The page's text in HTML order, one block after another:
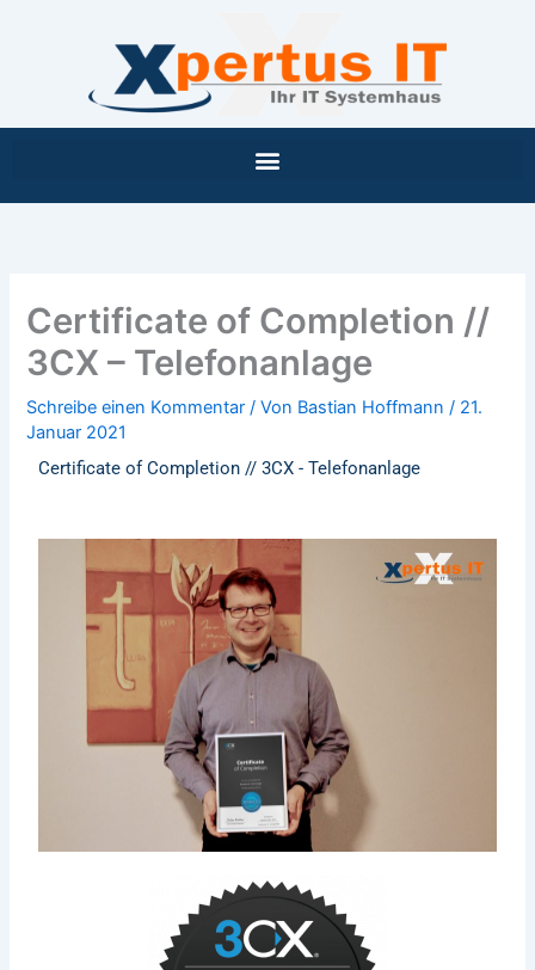
Certificate of Completion //
3CX – Telefonanlage
Schreibe einen Kommentar / Von Bastian Hoffmann/ 21.
Januar 2021
Certificate of Completion // 3CX - Telefonanlage